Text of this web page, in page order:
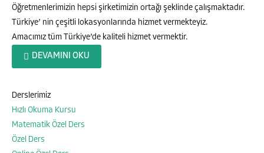
Öğretmenlerimizin hepsi şirketimizin ortağı şeklinde çalışmaktadır.
Türkiye’ nin çeşitli lokasyonlarında hizmet vermekteyiz.
Amacımız tüm Türkiye’de kaliteli hizmet vermektir.
DEVAMINI OKU
Derslerimiz
Hızlı Okuma Kursu
Matematik Özel Ders
Özel Ders
Özel Ders Sepeti